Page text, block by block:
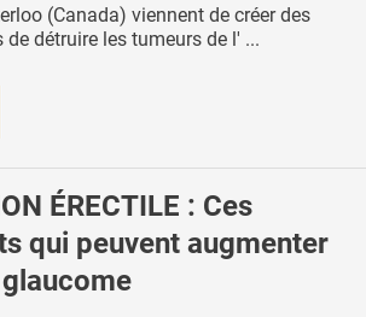
(Canada) viennent de créer des
détruire les tumeurs de l' ...
ÉRECTILE : Ces
qui peuvent augmenter